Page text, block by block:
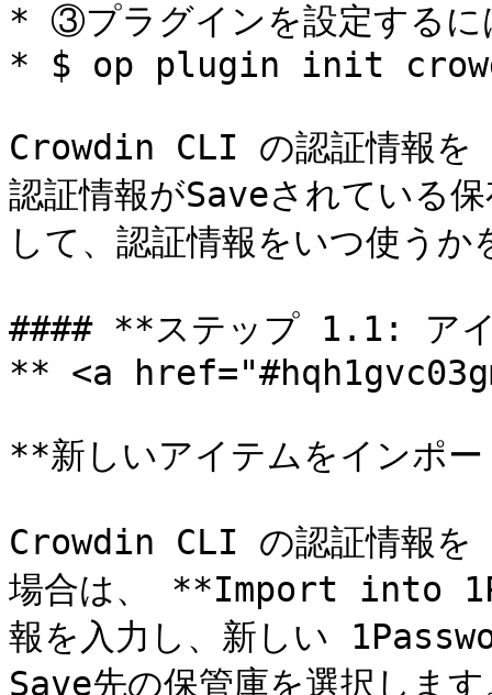
* ③プラグインを設定するに
* $ op plugin init
Crowdin CLI の認証情報を
認証情報がSaveされている
して、認証情報をいつ使う
#### **ステップ 1.1: アイ
** <a
**新しいアイテムをインポ
Crowdin CLI の認証情報を
場合は、 **Import into
報を入力し、新しい
Save先の保管庫を選択します